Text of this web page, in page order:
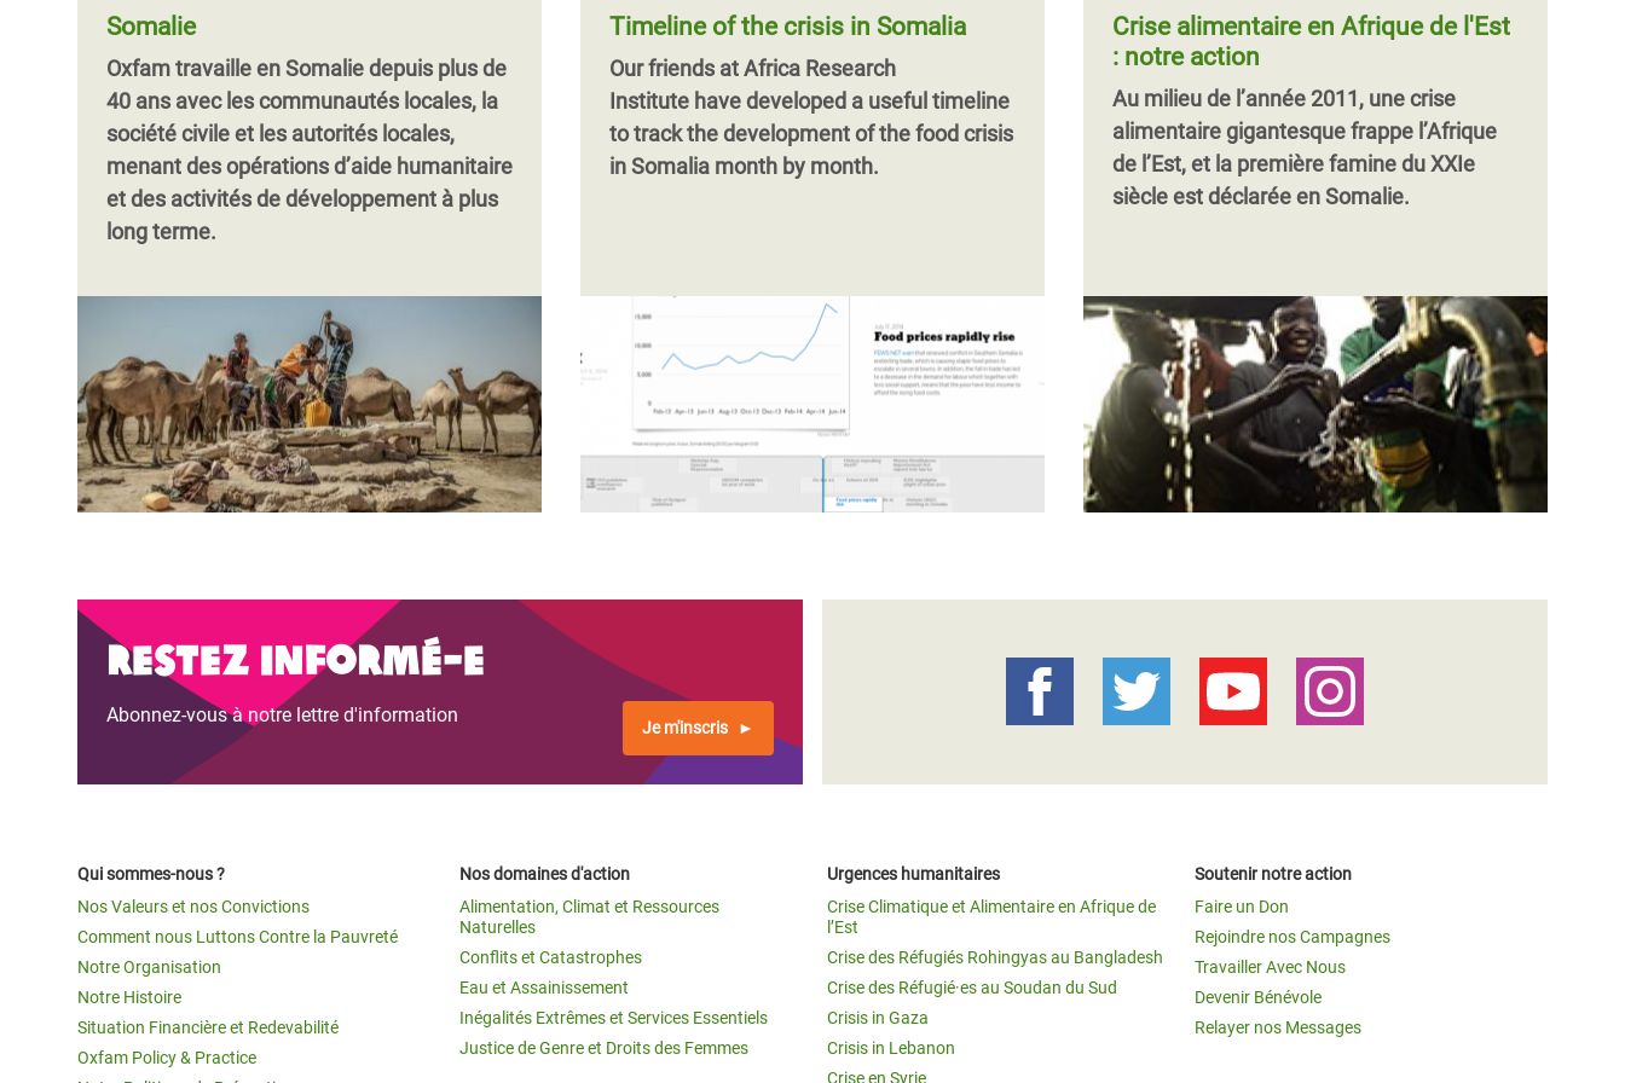
Somalie
Oxfam travaille en Somalie depuis plus de
40 ans avec les communautés locales, la
société civile et les autorités locales,
menant des opérations d’aide humanitaire
et des activités de développement à plus
long terme.
Timeline of the crisis in Somalia
Our friends at Africa Research
Institute have developed a useful timeline
to track the development of the food crisis
in Somalia month by month.
Crise alimentaire en Afrique de l'Est
: notre action
Au milieu de l’année 2011, une crise
alimentaire gigantesque frappe l’Afrique
de l’Est, et la première famine du XXIe
siècle est déclarée en Somalie.
Restez informé-e
Abonnez-vous à notre lettre d'information
Je m'inscris
Qui sommes-nous ?
Nos Valeurs et nos Convictions
Comment nous Luttons Contre la Pauvreté
Notre Organisation
Notre Histoire
Situation Financière et Redevabilité
Oxfam Policy & Practice
Nos domaines d'action
Alimentation, Climat et Ressources
Naturelles
Conflits et Catastrophes
Eau et Assainissement
Inégalités Extrêmes et Services Essentiels
Justice de Genre et Droits des Femmes
Urgences humanitaires
Crise Climatique et Alimentaire en Afrique de
l’Est
Crise des Réfugiés Rohingyas au Bangladesh
Crise des Réfugié·es au Soudan du Sud
Crisis in Gaza
Crisis in Lebanon
Crise en Syrie
Soutenir notre action
Faire un Don
Rejoindre nos Campagnes
Travailler Avec Nous
Devenir Bénévole
Relayer nos Messages